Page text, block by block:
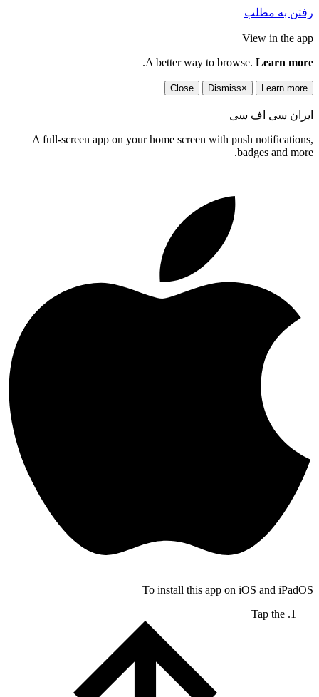
رفتن به مطلب
View in the app
A better way to browse. Learn more
.
Learn more
×
Dismiss
Close
ایران سی اف سی
A full-screen app on your home screen with push notifications,
badges and more.
To install this app on iOS and iPadOS
Tap the